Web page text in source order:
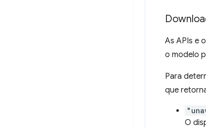
As APIs e
o modelo
Para
que
O